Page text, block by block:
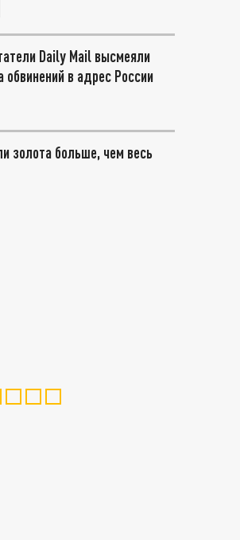
Daily Mail высмеяли
в адрес России
золота больше, чем весь